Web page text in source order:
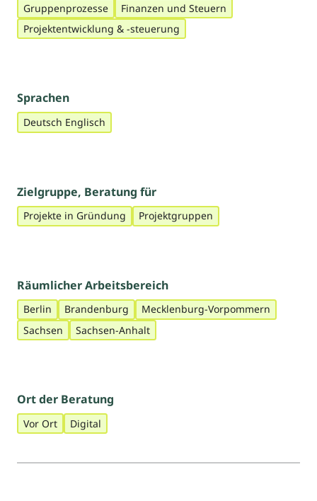
Gruppenprozesse
Finanzen und Steuern
Projektentwicklung & -steuerung
Sprachen
Deutsch Englisch
Zielgruppe, Beratung für
Projekte in Gründung Projektgruppen
Räumlicher Arbeitsbereich
Berlin Brandenburg
Mecklenburg-Vorpommern
Sachsen
Sachsen-Anhalt
Ort der Beratung
Vor Ort Digital